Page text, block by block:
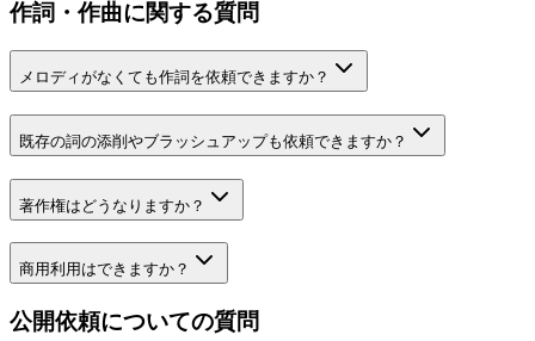
作詞・作曲に関する質問
メロディがなくても作詞を依頼できますか？
既存の詞の添削やブラッシュアップも依頼できますか？
著作権はどうなりますか？
商用利用はできますか？
公開依頼についての質問